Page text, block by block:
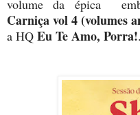
volume da épica
Carniça vol 4 (volumes
a HQ Eu Te Amo, Porra!.